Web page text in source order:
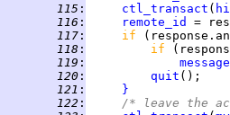
115 : ctl_transact (
116 :
remote_id
117 : if
118 : if
119 :
message
120 : quit
121 :
}
122 :
/* leave the